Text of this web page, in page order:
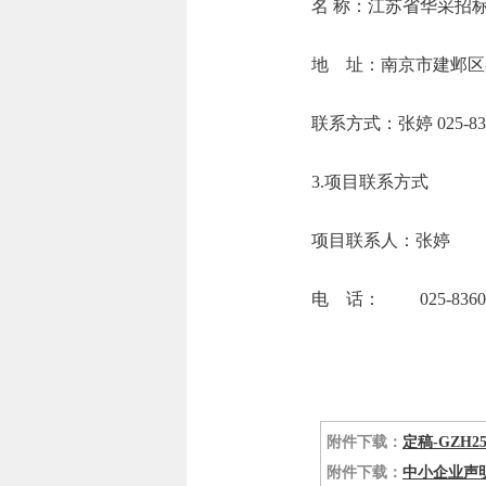
名 称：江
地 址：南京市
联系方式：
3.项目联系方式
项目联系人：张婷
电 话： 025-
附件下载： 定稿-
附件下载： 中小企业声